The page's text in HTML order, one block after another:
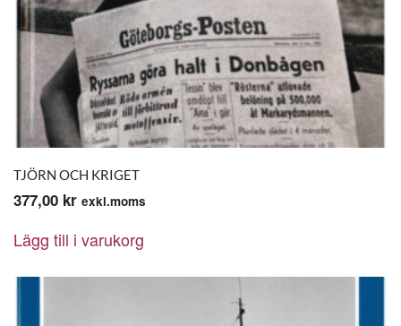
TJÖRN OCH KRIGET
377,00 kr exkl.moms
Lägg till i varukorg